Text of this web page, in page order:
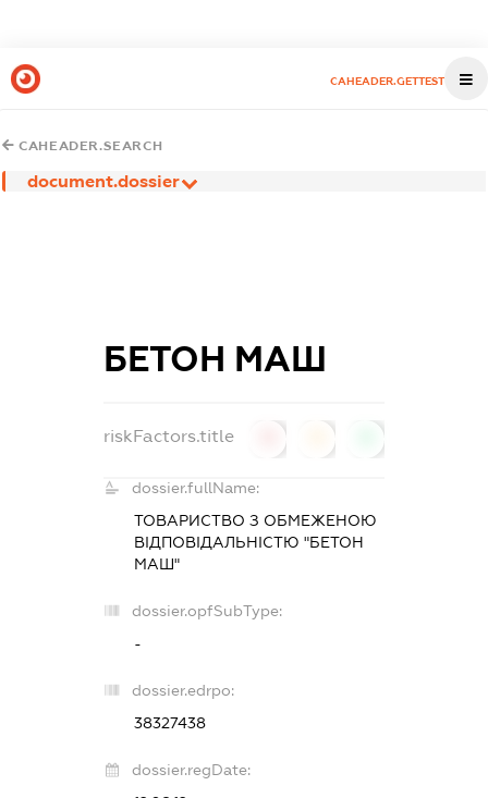
CAHEADER.GETTEST
CAHEADER.SEARCH
document.dossier
БЕТОН МАШ
riskFactors.title
dossier.fullName:
ТОВАРИСТВО З ОБМЕЖЕНОЮ
ВІДПОВІДАЛЬНІСТЮ "БЕТОН
МАШ"
dossier.opfSubType:
-
dossier.edrpo:
38327438
dossier.regDate: